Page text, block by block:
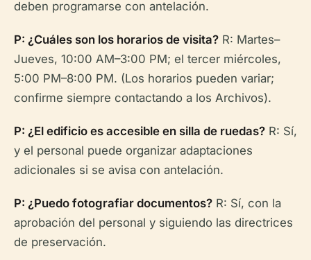
deben programarse con antelación.
P: ¿Cuáles son los horarios de visita? R: Martes–
Jueves, 10:00 AM–3:00 PM; el tercer miércoles,
5:00 PM–8:00 PM. (Los horarios pueden variar;
confirme siempre contactando a los Archivos).
P: ¿El edificio es accesible en silla de ruedas? R: Sí,
y el personal puede organizar adaptaciones
adicionales si se avisa con antelación.
P: ¿Puedo fotografiar documentos? R: Sí, con la
aprobación del personal y siguiendo las directrices
de preservación.